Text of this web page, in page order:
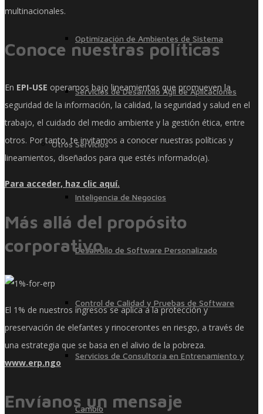
Optimización de Ambientes de Sistema
Servicios de Desarrollo Ágil de Aplicaciones
Otros Servicios
Inteligencia de Negocios
Desarrollo de Software Personalizado
Control de Calidad y Pruebas de Software
Servicios de Consultoría en Entrenamiento y
Cambio
multinacionales.
Conoce nuestras políticas
En EPI-USE operamos bajo lineamientos que promueven la
seguridad de la información, la calidad, la seguridad y salud en el
trabajo, el cuidado del medio ambiente y la gestión ética, entre
otros. Por tanto, te invitamos a conocer nuestras políticas y
lineamientos, diseñados para que estés informado(a).
Para acceder, haz clic aquí.
Más allá del propósito
corporativo
El 1% de nuestros ingresos se aplica a la protección y
preservación de elefantes y rinocerontes en riesgo, a través de
una estrategia que se basa en el alivio de la pobreza.
www.erp.ngo
Envíanos un mensaje